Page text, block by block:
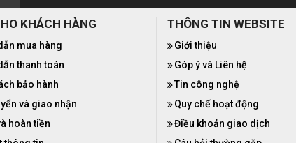
KHÁCH HÀNG
mua hàng
thanh toán
bảo hành
và giao nhận
hoàn tiền
THÔNG TIN WEBSITE
Giới thiệu
Góp ý và Liên hệ
Tin công nghệ
Quy chế hoạt động
Điều khoản giao dịch